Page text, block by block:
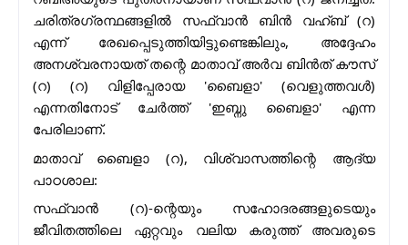
ചരിത്രഗ്രന്ഥങ്ങളിൽ സഫ്‌വാൻ ബിൻ വഹ്ബ് (റ)
എന്ന് രേഖപ്പെടുത്തിയിട്ടുണ്ടെങ്കിലും, അദ്ദേഹം
അനശ്വരനായത് തന്റെ മാതാവ് അർവ ബിൻത് കൗസ്
(റ) (റ) വിളിപ്പേരായ 'ബൈളാ' (വെളുത്തവൾ)
എന്നതിനോട് ചേർത്ത് 'ഇബ്നു ബൈളാ' എന്ന
പേരിലാണ്.
മാതാവ് ബൈളാ (റ), വിശ്വാസത്തിന്റെ ആദ്യ
പാഠശാല:
സഫ്‌വാൻ (റ)-ന്റെയും സഹോദരങ്ങളുടെയും
ജീവിതത്തിലെ ഏറ്റവും വലിയ കരുത്ത് അവരുടെ